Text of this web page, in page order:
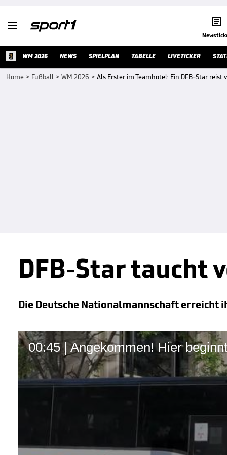
 
WM 2026 NEWS SPIELPLAN TABELLE LIVETICKER
Home > Fußball > WM 2026 > Als Erster im Teamhotel: Ein DFB-Star reist
DFB-Star taucht
Die Deutsche Nationalmannschaft erreicht
00:45 | Angekommen! Hier